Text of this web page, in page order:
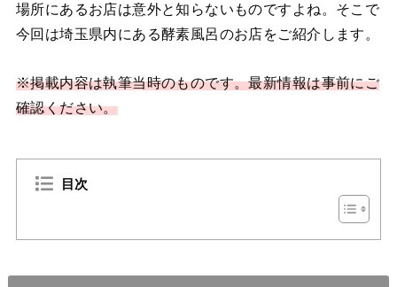
場所にあるお店は意外と知らないものですよね。そこで
今回は埼玉県内にある酵素風呂のお店をご紹介します。
※掲載内容は執筆当時のものです。最新情報は事前にご
確認ください。
目次